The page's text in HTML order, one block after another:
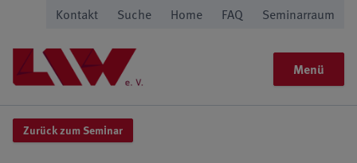
Kontakt Suche Home FAQ Seminarraum
Menü
Zurück zum Seminar